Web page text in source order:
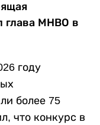
глава МНВО в
году
более 75
что конкурс в